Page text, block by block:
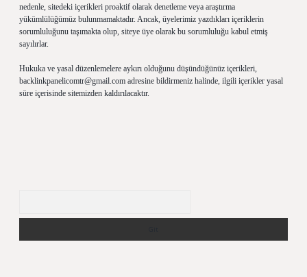
nedenle, sitedeki içerikleri proaktif olarak denetleme veya araştırma
yükümlülüğümüz bulunmamaktadır. Ancak, üyelerimiz yazdıkları içeriklerin
sorumluluğunu taşımakta olup, siteye üye olarak bu sorumluluğu kabul etmiş
sayılırlar.
Hukuka ve yasal düzenlemelere aykırı olduğunu düşündüğünüz içerikleri,
backlinkpanelicomtr@gmail.com adresine bildirmeniz halinde, ilgili içerikler yasal
süre içerisinde sitemizden kaldırılacaktır.